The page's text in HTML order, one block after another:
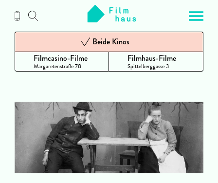
Inhalt
Filmcasino-Filme
Margaretenstraße 78
Beide Kinos
Filmhaus-Filme
Spittelberggasse 3